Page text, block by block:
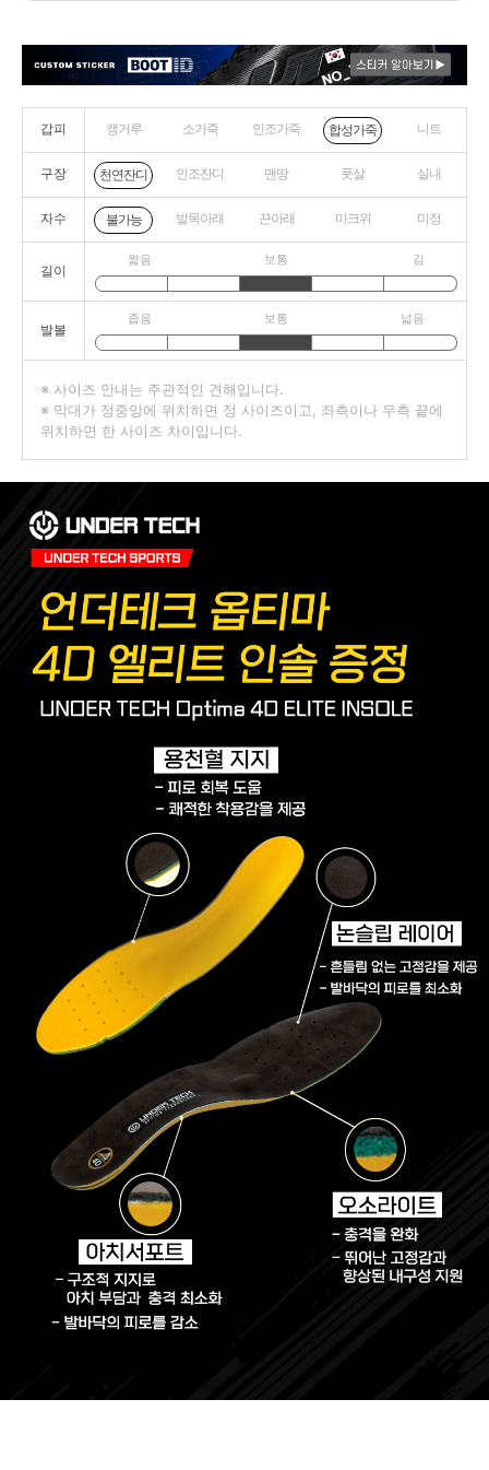
갑피 캥거루 소가죽 인조가죽 합성가죽 니트
구장 천연잔디 인조잔디 맨땅 풋살 실내
자수 불가능 발목아래 끈아래 마크위 미정
길이
짧음 보통 김
발볼
좁음 보통 넓음
※ 사이즈 안내는 주관적인 견해입니다.
※ 막대가 정중앙에 위치하면 정 사이즈이고, 좌측이나 우측 끝에
위치하면 한 사이즈 차이입니다.